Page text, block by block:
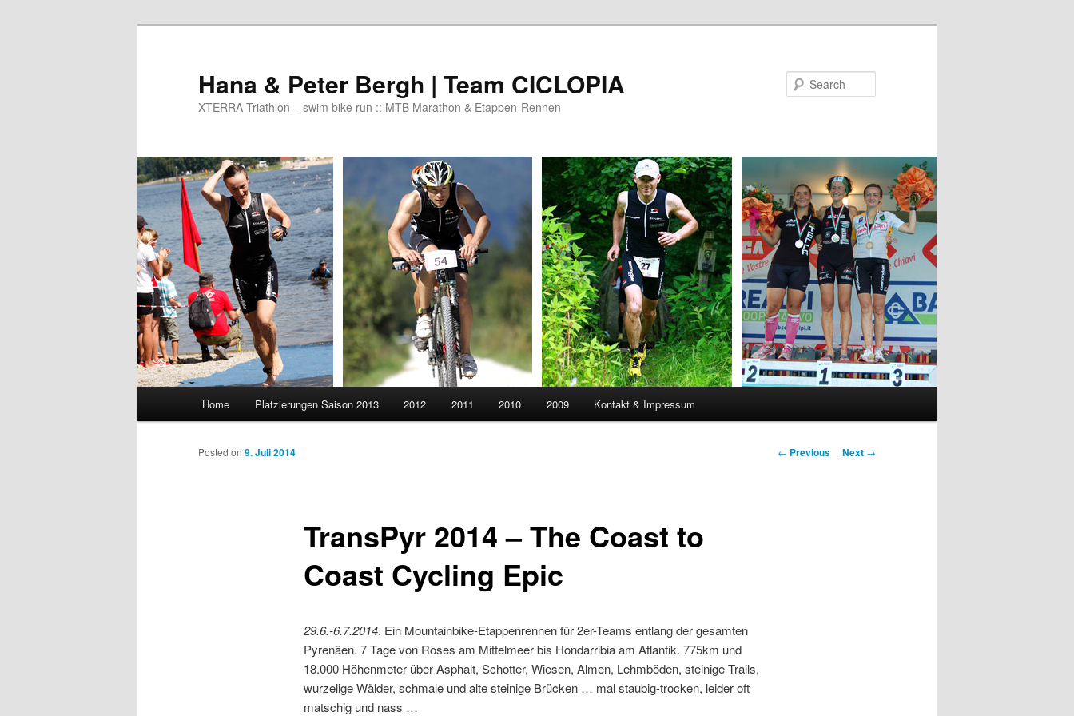
Hana & Peter Bergh | Team CICLOPIA
XTERRA Triathlon – swim bike run :: MTB Marathon & Etappen-Rennen
Home Platzierungen Saison 2013 2012 2011 2010 2009 Kontakt & Impressum
Post
← Previous Next →
TransPyr 2014 – The Coast to
Coast Cycling Epic
Posted on 9. Juli 2014
29.6.-6.7.2014. Ein Mountainbike-Etappenrennen für 2er-Teams entlang der gesamten
Pyrenäen. 7 Tage von Roses am Mittelmeer bis Hondarribia am Atlantik. 775km und
18.000 Höhenmeter über Asphalt, Schotter, Wiesen, Almen, Lehmböden, steinige Trails,
wurzelige Wälder, schmale und alte steinige Brücken … mal staubig-trocken, leider oft
matschig und nass …